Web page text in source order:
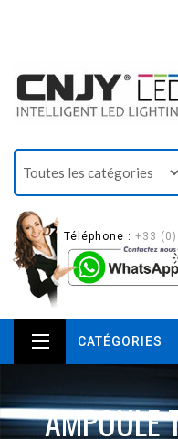
Téléphone : +33
CATÉGORIES
AMPOULE